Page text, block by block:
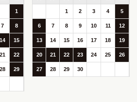
1
7 8
14 15
21 22
28 29
1 2 3 4 5
6 7 8 9 10 11 12
13 14 15 16 17 18 19
20 21 22 23 24 25 26
27 28 29 30